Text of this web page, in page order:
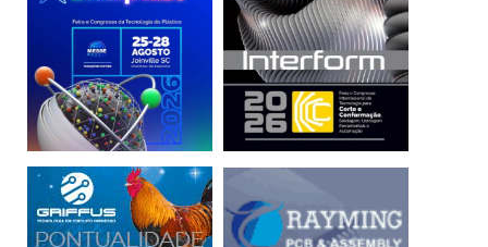
Apoio atualização classificação
Comunicação ferramenta operador
pilar programação Projeto